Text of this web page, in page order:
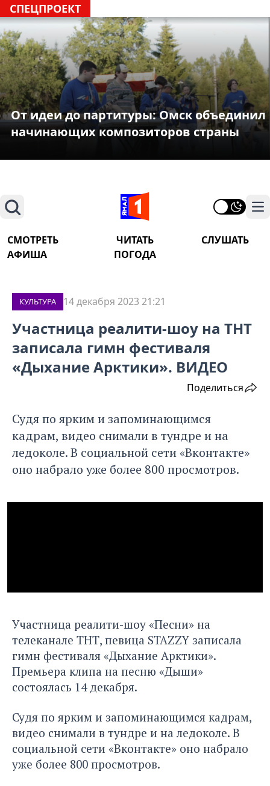
СПЕЦПРОЕКТ
От идеи до партитуры: Омск объединил
начинающих композиторов страны
Поиск
СМОТРЕТЬ ЧИТАТЬ
СЛУШАТЬ
АФИША
ПОГОДА
КУЛЬТУРА 14 декабря 2023 21:21
Участница реалити-шоу на ТНТ
записала гимн фестиваля
«Дыхание Арктики». ВИДЕО
Поделиться
Судя по ярким и запоминающимся
кадрам, видео снимали в тундре и на
ледоколе. В социальной сети «Вконтакте»
оно набрало уже более 800 просмотров.
Участница реалити-шоу «Песни» на
телеканале ТНТ, певица STAZZY записала
гимн фестиваля «Дыхание Арктики».
Премьера клипа на песню «Дыши»
состоялась 14 декабря.
Судя по ярким и запоминающимся кадрам,
видео снимали в тундре и на ледоколе. В
социальной сети «Вконтакте» оно набрало
уже более 800 просмотров.